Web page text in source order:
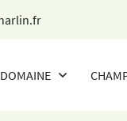
DOMAINE